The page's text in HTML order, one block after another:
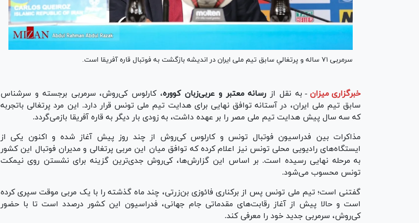
سرمربی ۷۱ ساله و پرتغالیِ سابق تیم ملی ایران در اندیشه بازگشت به فوتبال قاره آفریقا است.
خبرگزاری میزان - به نقل از رسانه معتبر و عربی‌زبان کووره، کارلوس کی‌روش، سرمربی برجسته و سرشناس
سابق تیم ملی ایران، در آستانه توافق نهایی برای هدایت تیم ملی تونس قرار دارد. این مرد پرتغالی باتجربه
که سه سال پیش هدایت تیم ملی مصر را بر عهده داشت، به زودی بار دیگر به قاره آفریقا بازمی‌گردد.
مذاکرات بین فدراسیون فوتبال تونس و کارلوس کی‌روش از چند روز پیش آغاز شده و اکنون یکی از
ایستگاه‌های رادیویی محلی تونس نیز اعلام کرده که توافق میان این مربی پرتغالی و مدیران فوتبال این کشور
به مرحله نهایی رسیده است. بر اساس این گزارش‌ها، کی‌روش جدی‌ترین گزینه برای نشستن روی نیمکت
تونس محسوب می‌شود.
گفتنی است؛ تیم ملی تونس پس از برکناری فائوزی بن‌زرتی، چند ماه گذشته را با یک مربی موقت سپری کرده
است و حالا پیش از آغاز رقابت‌های مقدماتی جام جهانی، فدراسیون این کشور درصدد است تا با حضور
کی‌روش، سرمربی جدید خود را معرفی کند.